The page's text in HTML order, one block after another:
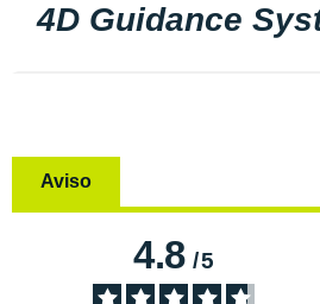
4D Guidance
Aviso
4.8/5